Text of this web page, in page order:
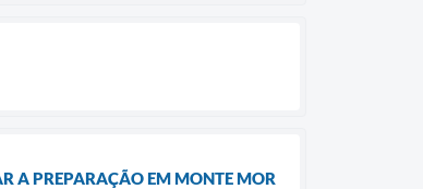
A PREPARAÇÃO EM MONTE MOR